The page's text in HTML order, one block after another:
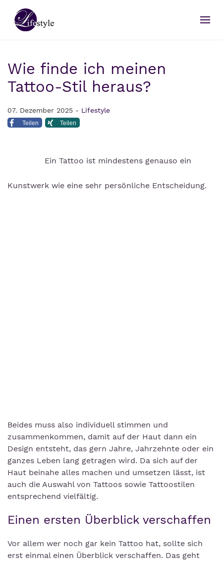
Wie finde ich meinen
Tattoo-Stil heraus?
07. Dezember 2025 - Lifestyle
Teilen Teilen
Ein Tattoo ist mindestens genauso ein
Kunstwerk wie eine sehr persönliche Entscheidung.
Beides muss also individuell stimmen und
zusammenkommen, damit auf der Haut dann ein
Design entsteht, das gern Jahre, Jahrzehnte oder ein
ganzes Leben lang getragen wird. Da sich auf der
Haut beinahe alles machen und umsetzen lässt, ist
auch die Auswahl von Tattoos sowie Tattoostilen
entsprechend vielfältig.
Einen ersten Überblick verschaffen
Vor allem wer noch gar kein Tattoo hat, sollte sich
erst einmal einen Überblick verschaffen. Das geht